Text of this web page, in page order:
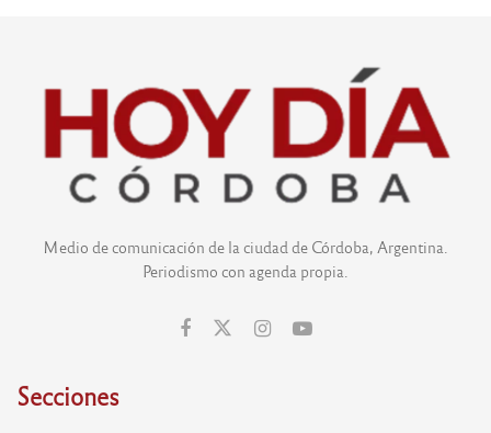
Medio de comunicación de la ciudad de Córdoba, Argentina.
Periodismo con agenda propia.
Secciones